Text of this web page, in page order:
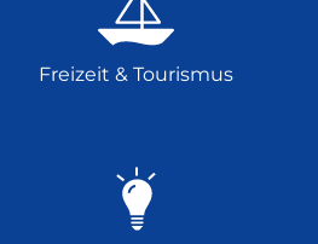
Freizeit & Tourismus